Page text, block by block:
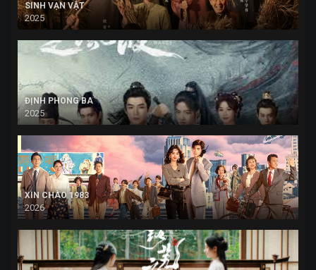
SINH VẠN VẬT
2025
ĐỊNH PHONG BA
2025
XIN CHÀO 1983
2026